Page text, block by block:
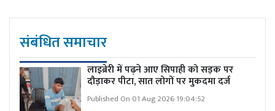
संबंधित समाचार
लाइब्रेरी में पढ़ने आए सिपाही को सड़क पर
दौड़ाकर पीटा, सात लोगों पर मुकदमा दर्ज
Published On 01 Aug 2026 19:04:52